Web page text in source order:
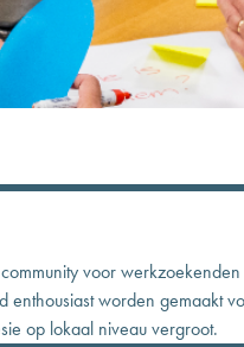
voor
enthousiast worden gemaakt
op lokaal niveau vergroot.